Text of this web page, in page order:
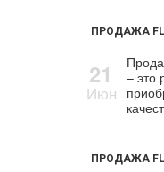
ПРОДАЖА
21
Июн
– это
ПРОДАЖА